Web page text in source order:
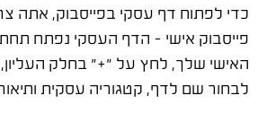
כדי לפתוח דף עסקי בפייסבוק, אתה
פייסבוק אישי – הדף העסקי נפתח
האישי שלך, לחץ על "+" בחלק
לבחור שם לדף, קטגוריה עסקית